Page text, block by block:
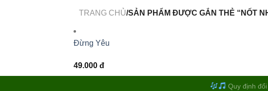
TRANG CHỦ/SẢN PHẨM ĐƯỢC GẮN THẺ “NỐT
Đừng Yêu
49.000 đ
Quy định